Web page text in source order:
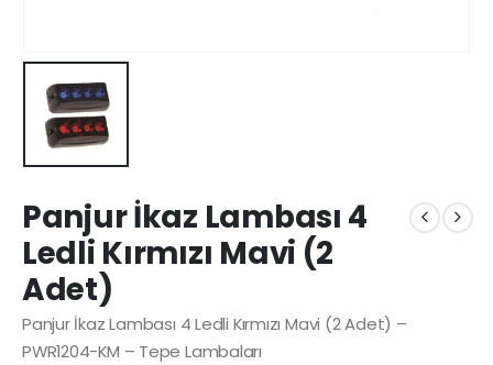
Panjur İkaz Lambası 4
Ledli Kırmızı Mavi (2
Adet)
Panjur İkaz Lambası 4 Ledli Kırmızı Mavi (2 Adet) –
PWR1204-KM – Tepe Lambaları